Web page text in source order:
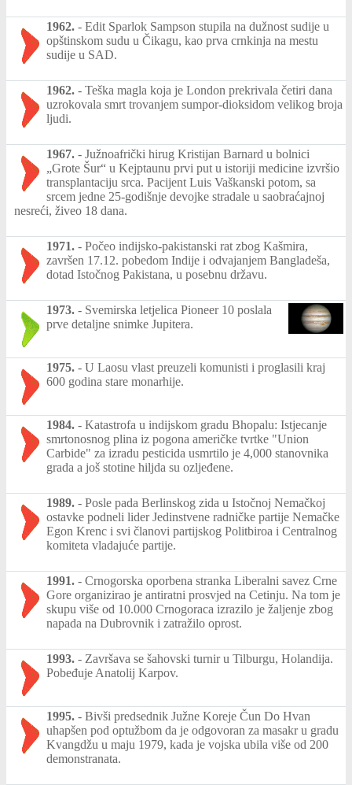
1962. - Edit Sparlok Sampson stupila na dužnost sudije u
opštinskom sudu u Čikagu, kao prva crnkinja na mestu
sudije u SAD.
1962. - Teška magla koja je London prekrivala četiri dana
uzrokovala smrt trovanjem sumpor-dioksidom velikog broja
ljudi.
1967. - Južnoafrički hirug Kristijan Barnard u bolnici
„Grote Šur“ u Kejptaunu prvi put u istoriji medicine izvršio
transplantaciju srca. Pacijent Luis Vaškanski potom, sa
srcem jedne 25-godišnje devojke stradale u saobraćajnoj
nesreći, živeo 18 dana.
1971. - Počeo indijsko-pakistanski rat zbog Kašmira,
završen 17.12. pobedom Indije i odvajanjem Bangladeša,
dotad Istočnog Pakistana, u posebnu državu.
1973. - Svemirska letjelica Pioneer 10 poslala
prve detaljne snimke Jupitera.
1975. - U Laosu vlast preuzeli komunisti i proglasili kraj
600 godina stare monarhije.
1984. - Katastrofa u indijskom gradu Bhopalu: Istjecanje
smrtonosnog plina iz pogona američke tvrtke "Union
Carbide" za izradu pesticida usmrtilo je 4,000 stanovnika
grada a još stotine hiljda su ozljeđene.
1989. - Posle pada Berlinskog zida u Istočnoj Nemačkoj
ostavke podneli lider Jedinstvene radničke partije Nemačke
Egon Krenc i svi članovi partijskog Politbiroa i Centralnog
komiteta vladajuće partije.
1991. - Crnogorska oporbena stranka Liberalni savez Crne
Gore organizirao je antiratni prosvjed na Cetinju. Na tom je
skupu više od 10.000 Crnogoraca izrazilo je žaljenje zbog
napada na Dubrovnik i zatražilo oprost.
1993. - Završava se šahovski turnir u Tilburgu, Holandija.
Pobeđuje Anatolij Karpov.
1995. - Bivši predsednik Južne Koreje Čun Do Hvan
uhapšen pod optužbom da je odgovoran za masakr u gradu
Kvangdžu u maju 1979, kada je vojska ubila više od 200
demonstranata.